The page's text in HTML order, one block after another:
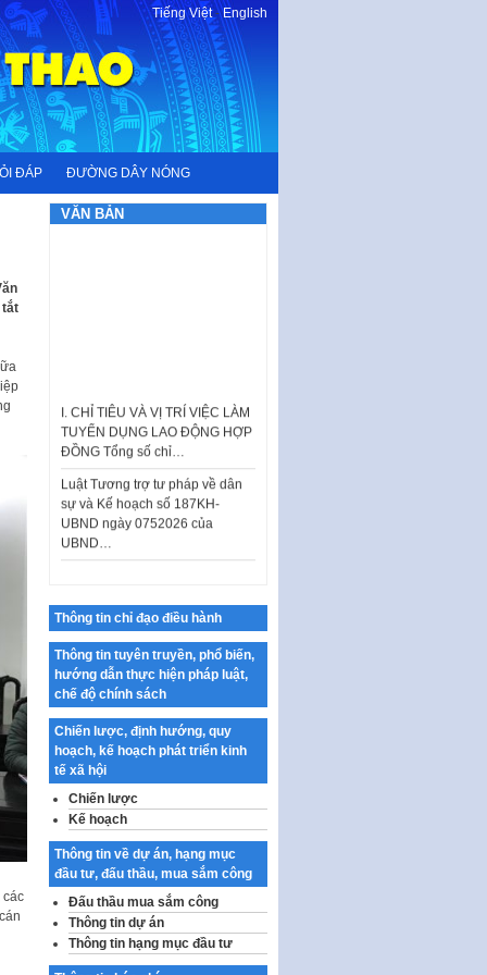
Tiếng Việt-English
ĐÁP ĐƯỜNG DÂY NÓNG
tắt
các
VĂN BẢN
TUYỂN DỤNG LAO ĐỘNG HỢP
ĐỒNG Tổng số chỉ…
Luật Tương trợ tư pháp về dân
sự và Kế hoạch số 187KH-
UBND ngày 0752026 của
UBND…
Ban hành Danh mục vị trí khai
thác quảng cáo trên địa bàn
Kế hoạch Tổ chức Cuộc thi
chính luận về bảo vệ nền tảng tư
tưởng của Đảng…
Công bố công khai dự toán kinh
phí xây dựng pháp luật, hoàn
thiện thể chế, chính…
Quy định về nghiên cứu, ứng
dụng khoa học, công nghệ, đổi
mới sáng tạo và chuyển…
Quy định chi tiết và hướng dẫn
thi hành một số điều của Luật Lý
lịch tư…
Sửa đổi, bổ sung một số nội
dung tại Nghị quyết số 30/NQ-
CP ngày 24 tháng 02…
Thông tin chỉ đạo điều hành
Thông tin tuyên truyền, phổ biến,
hướng dẫn thực hiện pháp luật,
chế độ chính sách
Chiến lược, định hướng, quy
hoạch, kế hoạch phát triển kinh
tế xã hội
Chiến lược
Kế hoạch
Thông tin về dự án, hạng mục
đầu tư, đấu thầu, mua sắm công
Đấu thầu mua sắm công
Thông tin dự án
Thông tin hạng mục đầu tư